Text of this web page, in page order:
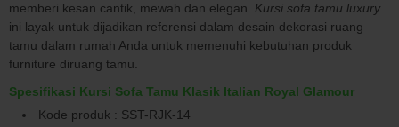
memberi kesan cantik, mewah dan elegan. Kursi sofa tamu luxury
ini layak untuk dijadikan referensi dalam desain dekorasi ruang
tamu dalam rumah Anda untuk memenuhi kebutuhan produk
furniture diruang tamu.
Spesifikasi Kursi Sofa Tamu Klasik Italian Royal Glamour
Kode produk : SST-RJK-14